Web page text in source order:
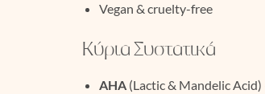
Vegan & cruelty-free
Κύρια Συστατικά
AHA(Lactic & Mandelic Acid)